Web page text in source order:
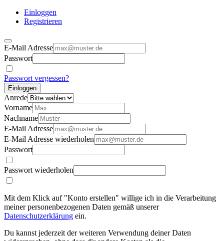
Einloggen
Registrieren
E-Mail Adresse
Passwort
Passwort vergessen?
Einloggen
Anrede
Vorname
Nachname
E-Mail Adresse
E-Mail Adresse wiederholen
Passwort
Passwort wiederholen
Mit dem Klick auf "Konto erstellen" willige ich in die Verarbeitung
meiner personenbezogenen Daten gemäß unserer
Datenschutzerklärung ein.
Du kannst jederzeit der weiteren Verwendung deiner Daten